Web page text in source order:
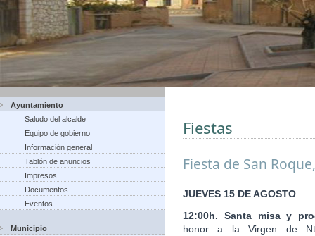
Ayuntamiento
Saludo del alcalde
Equipo de gobierno
Información general
Tablón de anuncios
Impresos
Documentos
Eventos
Municipio
Fiestas
Fiesta de San
JUEVES 15 DE AGOSTO
12:00h. Santa misa y
honor a la Virgen de